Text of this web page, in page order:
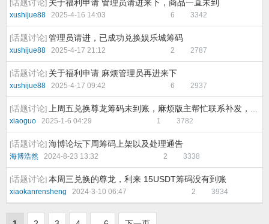
[话题讨论] 关于福利申请 管理员请进来下，商品一直未到
xushijue88 2025-4-16 14:03 6 3342
[话题讨论] 管理员请进，已成功兑换娱乐城筹码
xushijue88 2025-4-17 21:12 2 2787
[话题讨论] 关于福利申请 麻烦管理员再进来下
xushijue88 2025-4-17 09:42 6 2937
[话题讨论] 上周五兑换尊龙筹码未到账，麻烦版主帮忙联系补发，谢谢了
xiaoguo 2025-1-6 04:29 1 3782
[话题讨论] 海博论坛下周筹码上架以及处理通告
海博浩然 2024-8-23 13:32 2 3338
[话题讨论] 本周三兑换的尊龙，利来 15USDT筹码没有到账
xiaokanrensheng 2024-3-10 06:47 2 3934